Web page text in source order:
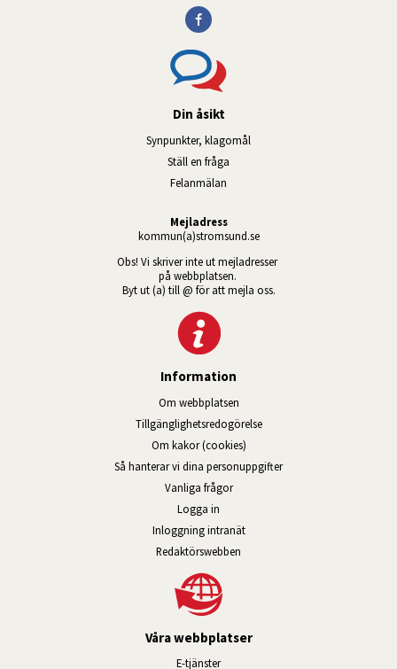
Din åsikt
Synpunkter, klagomål
Ställ en fråga
Felanmälan
Mejladress
kommun(a)stromsund.se
Obs! Vi skriver inte ut mejladresser
på webbplatsen.
Byt ut (a) till @ för att mejla oss.
Information
Om webbplatsen
Tillgänglig­hets­redo­görelse
Om kakor (cookies)
Så hanterar vi dina personuppgifter
Vanliga frågor
Logga in
Inloggning intranätÖppnas i nytt fönster.
Redaktörswebben
Våra webbplatser
E-tjänsterLänk till annan webbplats, öppnas i